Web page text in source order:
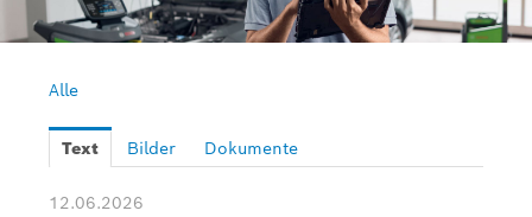
Mobility
Power Tools
Alle
Text Bilder Dokumente
12.06.2026